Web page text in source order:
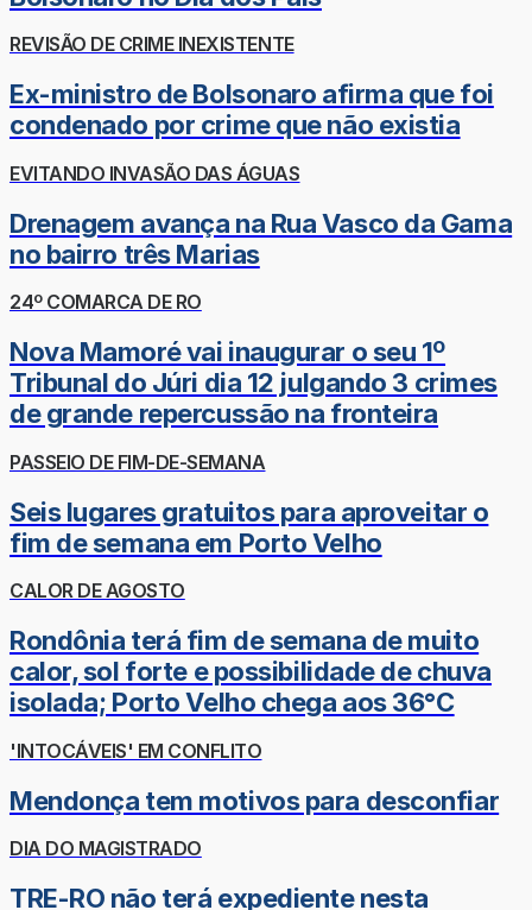
REVISÃO DE CRIME INEXISTENTE
Ex-ministro de Bolsonaro afirma que foi
condenado por crime que não existia
EVITANDO INVASÃO DAS ÁGUAS
Drenagem avança na Rua Vasco da Gama
no bairro três Marias
24º COMARCA DE RO
Nova Mamoré vai inaugurar o seu 1º
Tribunal do Júri dia 12 julgando 3 crimes
de grande repercussão na fronteira
PASSEIO DE FIM-DE-SEMANA
Seis lugares gratuitos para aproveitar o
fim de semana em Porto Velho
CALOR DE AGOSTO
Rondônia terá fim de semana de muito
calor, sol forte e possibilidade de chuva
isolada; Porto Velho chega aos 36°C
'INTOCÁVEIS' EM CONFLITO
Mendonça tem motivos para desconfiar
DIA DO MAGISTRADO
TRE-RO não terá expediente nesta